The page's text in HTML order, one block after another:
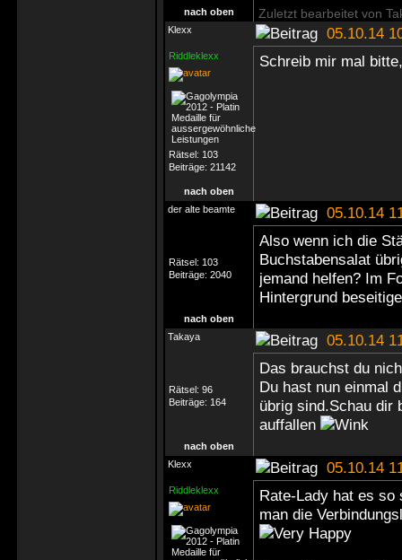
nach oben Zuletzt bearbeitet von
Klexx 05.10.14
Riddleklexx
Rätsel: 103
Beiträge: 21142
Schreib mir mal
nach oben
der alte beamte
05.10.14
Rätsel: 103
Beiträge: 2040
Also wenn ich die
Buchstabensalat
jemand helfen? Im
Hintergrund
nach oben
Takaya
05.10.14
Rätsel: 96
Beiträge: 164
Das brauchst du
Du hast nun einmal
übrig sind.Schau dir
auffallen
nach oben
Klexx
05.10.14
Riddleklexx
Rate-Lady hat es so
man die